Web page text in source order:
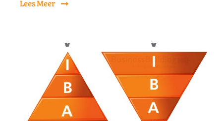
Lees Meer